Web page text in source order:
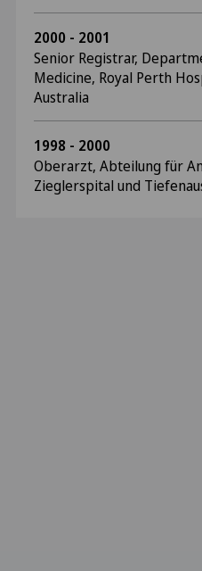
2000 - 2001
Senior Registrar,
Medicine, Royal Perth
Australia
1998 - 2000
Oberarzt, Abteilung für
Zieglerspital und